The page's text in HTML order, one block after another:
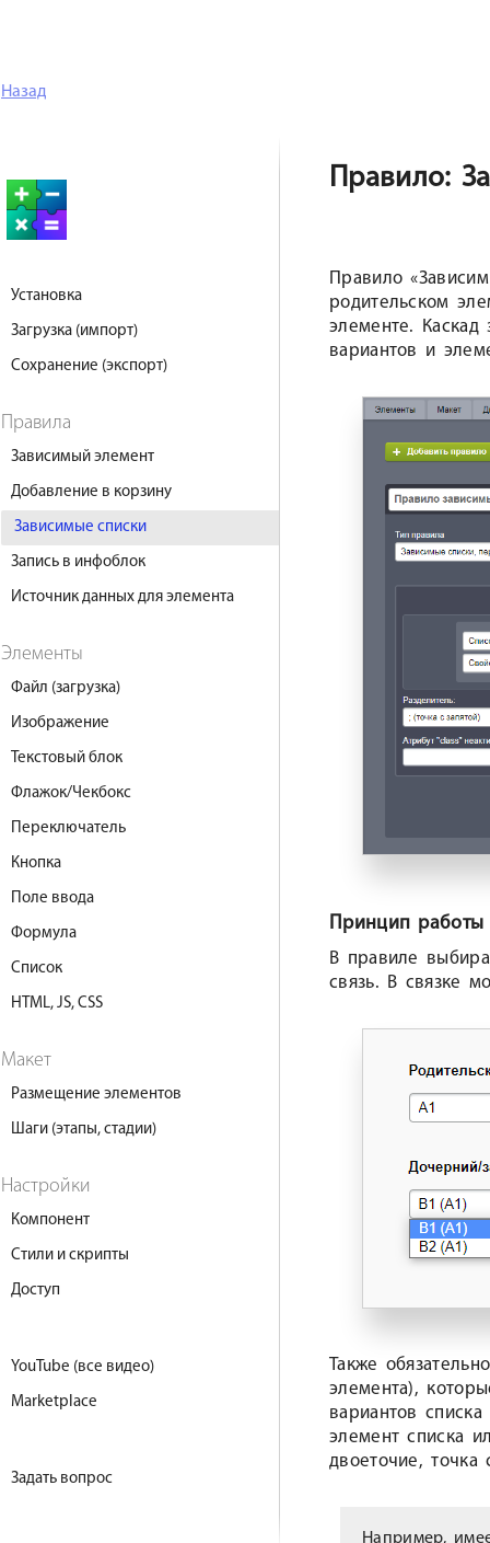
Назад
Установка
Загрузка (импорт)
Сохранение (экспорт)
Правила
Зависимый элемент
Добавление в корзину
Зависимые списки
Запись в инфоблок
Источник данных для элемента
Элементы
Файл (загрузка)
Изображение
Текстовый блок
Флажок/Чекбокс
Переключатель
Кнопка
Поле ввода
Формула
Список
HTML, JS, CSS
Макет
Размещение элементов
Шаги (этапы, стадии)
Настройки
Компонент
Стили и скрипты
Доступ
YouTube (все видео)
Marketplace
Задать вопрос
Правило:
Правило
родительском
элементе.
вариантов и
Принцип работы
В правиле
связь. В связке
Также
элемента),
вариантов
элемент списка
двоеточие, точка
Например,